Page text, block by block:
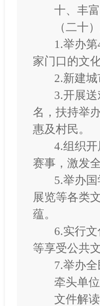
十、丰
（二十
1.举办
家门口的文
2.新建
3.开展
名，扶持举
惠及村民。
4.组织
赛事，激发
5.举办
展览等各类
蕴。
6.实行
等享受公共
7.举办
牵头单
文件解